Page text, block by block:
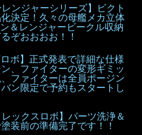
レンジャーシリーズ】ビクト
決定！久々の母艦メカ立体
＆レンジャービークル収納
ぞおおおお！！
ロボ】正式発表で詳細な仕様
、ファイターの変形ギミッ
ファイターは全員ポージン
ン限定で予約もスタートし
レックスロボ】パーツ洗浄＆
装前の準備完了です！！